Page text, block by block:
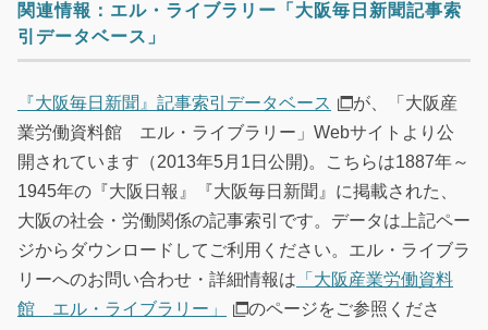
関連情報：エル・ライブラリー「大阪毎日新聞記事索
引データベース」
『大阪毎日新聞』記事索引データベース
が、「大阪産
業労働資料館 エル・ライブラリー」Webサイトより公
開されています（2013年5月1日公開)。こちらは1887年～
1945年の『大阪日報』『大阪毎日新聞』に掲載された、
大阪の社会・労働関係の記事索引です。データは上記ペー
ジからダウンロードしてご利用ください。エル・ライブラ
リーへのお問い合わせ・詳細情報は 「大阪産業労働資料
館 エル・ライブラリー」
のページをご参照くださ